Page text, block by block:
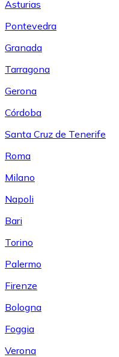
Asturias
Pontevedra
Granada
Tarragona
Gerona
Córdoba
Santa Cruz de Tenerife
Roma
Milano
Napoli
Bari
Torino
Palermo
Firenze
Bologna
Foggia
Verona